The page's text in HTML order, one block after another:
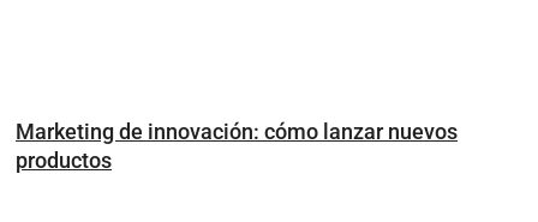
Marketing de innovación: cómo lanzar nuevos
productos